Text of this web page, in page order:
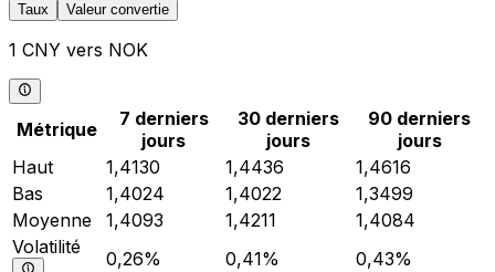
Taux Valeur convertie
1 CNY vers NOK
Métrique
7 derniers
jours
30 derniers
jours
90 derniers
jours
Haut
1,4130 1,4436
1,4616
Bas
1,4024 1,4022
1,3499
Moyenne
1,4093 1,4211
1,4084
Volatilité
0,26% 0,41% 0,43%